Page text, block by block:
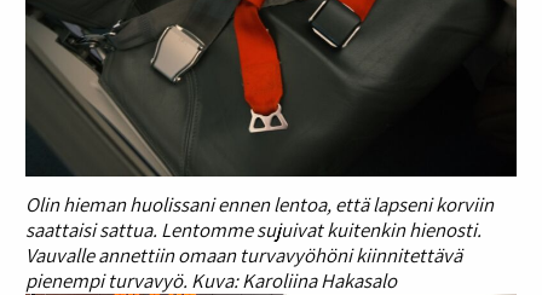
Olin hieman huolissani ennen lentoa, että lapseni korviin
saattaisi sattua. Lentomme sujuivat kuitenkin hienosti.
Vauvalle annettiin omaan turvavyöhöni kiinnitettävä
pienempi turvavyö. Kuva: Karoliina Hakasalo